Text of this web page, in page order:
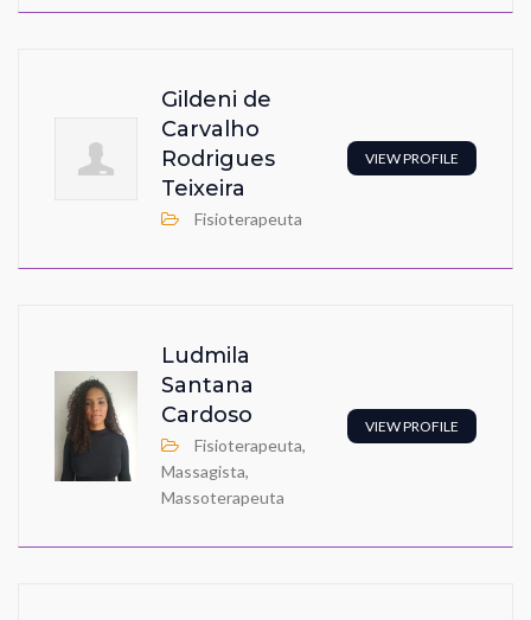
Gildeni de
Carvalho
Rodrigues
Teixeira
Fisioterapeuta
VIEW PROFILE
Ludmila
Santana
Cardoso
Fisioterapeuta,
Massagista,
Massoterapeuta
VIEW PROFILE